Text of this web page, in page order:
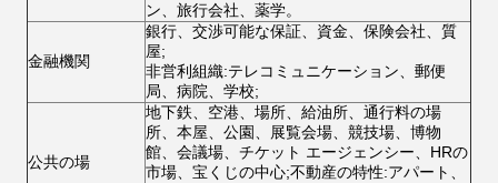
ン、旅行会社、薬学。
金融機関
銀行、交渉可能な保証、資金、保険会社、質
屋;
非営利組織:テレコミュニケーション、郵便
局、病院、学校;
公共の場
地下鉄、空港、場所、給油所、通行料の場
所、本屋、公園、展覧会場、競技場、博物
館、会議場、チケット エージェンシー、HRの
市場、宝くじの中心;不動産の特性:アパート、